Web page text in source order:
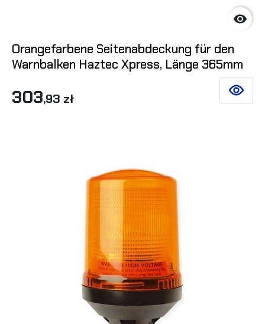

Orangefarbene Seitenabdeckung für den
Warnbalken Haztec Xpress, Länge 365mm
303,93 zł SIEHE